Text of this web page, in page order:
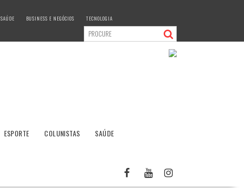
SAÚDE BUSINESS E NEGÓCIOS TECNOLOGIA
ESPORTE COLUNISTAS
SAÚDE